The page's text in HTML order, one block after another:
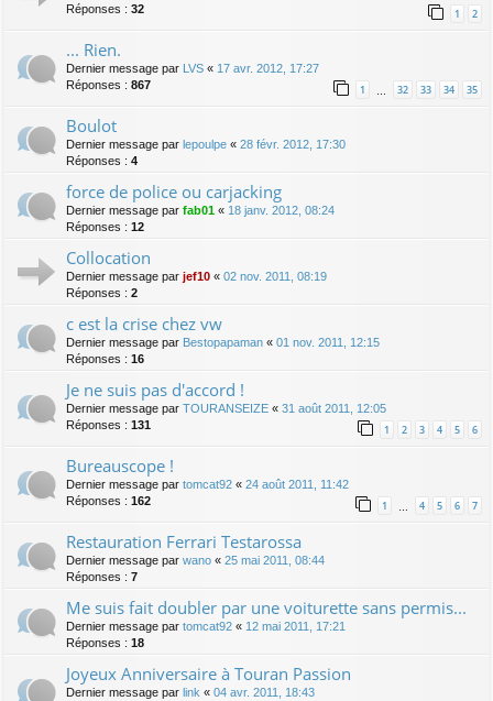
Réponses : 32 1 2
... Rien.
Dernier message par LVS « 17 avr. 2012, 17:27
Réponses : 867 1 32 33 34 35
Boulot
Dernier message par lepoulpe « 28 févr. 2012, 17:30
Réponses : 4
force de police ou carjacking
Dernier message par fab01 « 18 janv. 2012, 08:24
Réponses : 12
Collocation
Dernier message par jef10 « 02 nov. 2011, 08:19
Réponses : 2
c est la crise chez vw
Dernier message par Bestopapaman « 01 nov. 2011, 12:15
Réponses : 16
Je ne suis pas d'accord !
Dernier message par TOURANSEIZE « 31 août 2011, 12:05
Réponses : 131 1 2 3 4 5 6
Bureauscope !
Dernier message par tomcat92 « 24 août 2011, 11:42
Réponses : 162 1 … 4 5 6 7
Restauration Ferrari Testarossa
Dernier message par wano « 25 mai 2011, 08:44
Réponses : 7
Me suis fait doubler par une voiturette sans permis...
Dernier message par tomcat92 « 12 mai 2011, 17:21
Réponses : 18
Joyeux Anniversaire à Touran Passion
Dernier message par link « 04 avr. 2011, 18:43